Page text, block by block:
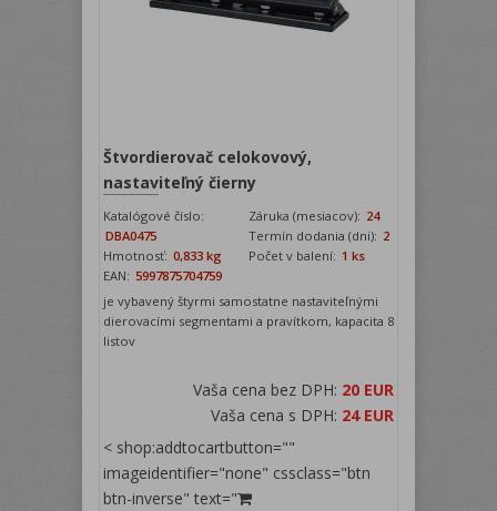
Štvordierovač celokovový,
nastaviteľný čierny
Katalógové číslo:
DBA0475
Záruka (mesiacov): 24
Termín dodania (dni): 2
Hmotnosť: 0,833 kg Počet v balení: 1 ks
EAN: 5997875704759
je vybavený štyrmi samostatne nastaviteľnými
dierovacími segmentami a pravítkom, kapacita 8
listov
Vaša cena bez DPH: 20 EUR
Vaša cena s DPH: 24 EUR
< shop:addtocartbutton=""
imageidentifier="none" cssclass="btn
btn-inverse" text="